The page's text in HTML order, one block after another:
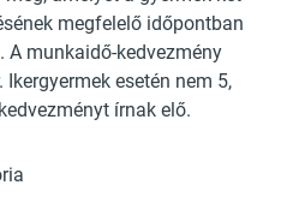
megfelelő időpontban
munkaidő-kedvezmény
esetén nem 5,
írnak elő.